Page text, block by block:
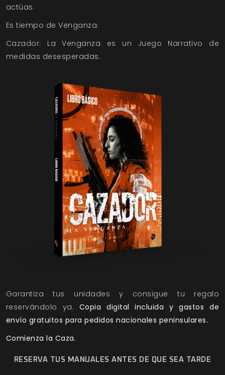
actúas.
Es tiempo de Venganza.
Cazador: La Venganza es un Juego Narrativo de
medidas desesperadas.
Garantiza tus unidades y consigue tu regalo
reservándolo ya. Copia digital incluida y gastos de
envío gratuitos para pedidos nacionales peninsulares.
Comienza la Caza.
RESERVA TUS MANUALES ANTES DE QUE SEA TARDE